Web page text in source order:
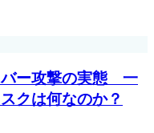
バー攻撃の実態 一
クは何なのか？